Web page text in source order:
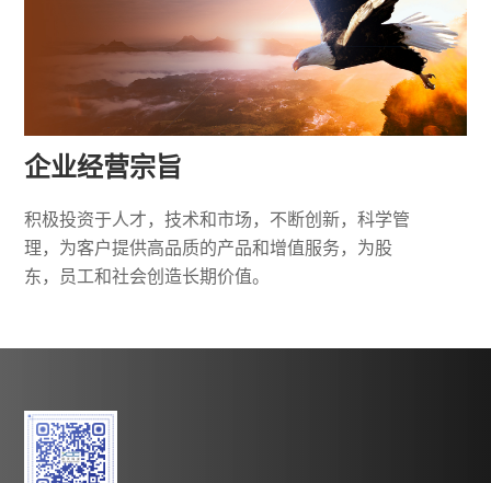
企业经营宗旨
积极投资于人才，技术和市场，不断创新，科学管
理，为客户提供高品质的产品和增值服务，为股
东，员工和社会创造长期价值。